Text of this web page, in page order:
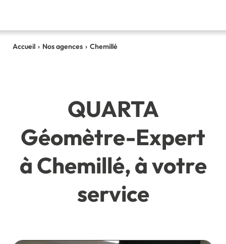
Accueil › Nos agences › Chemillé
QUARTA
Géomètre-Expert
à Chemillé, à votre
service